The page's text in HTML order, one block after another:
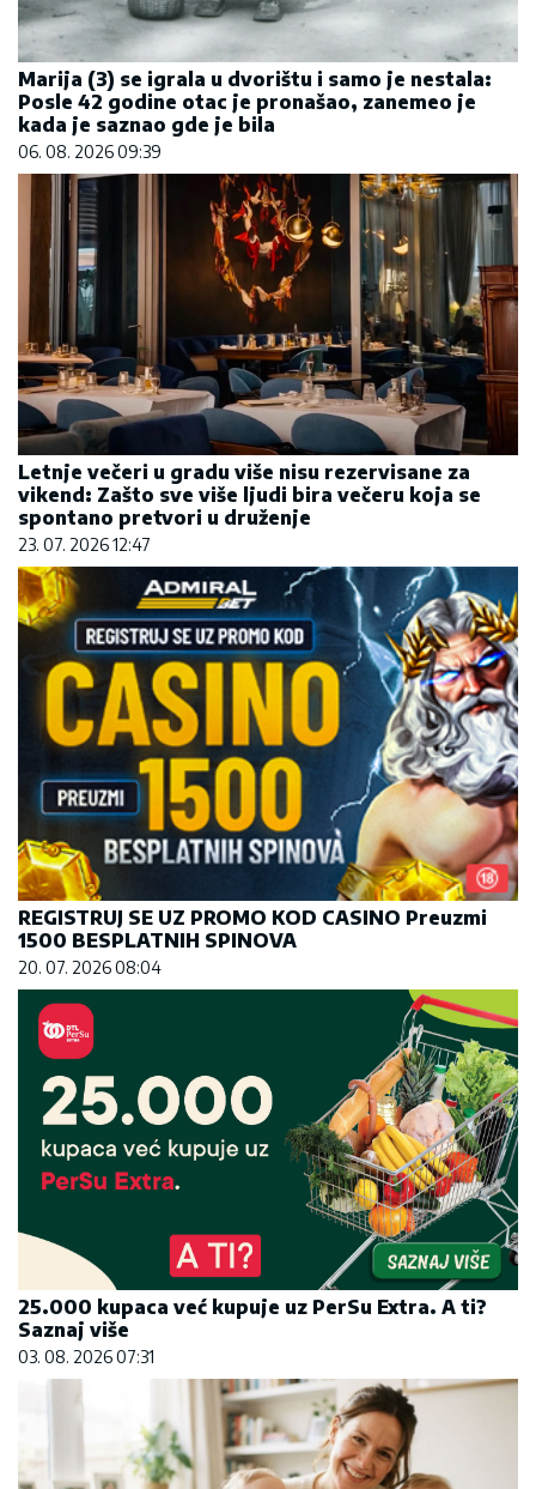
Marija (3) se igrala u dvorištu i samo je nestala:
Posle 42 godine otac je pronašao, zanemeo je
kada je saznao gde je bila
06. 08. 2026 09:39
Letnje večeri u gradu više nisu rezervisane za
vikend: Zašto sve više ljudi bira večeru koja se
spontano pretvori u druženje
23. 07. 2026 12:47
REGISTRUJ SE UZ PROMO KOD CASINO Preuzmi
1500 BESPLATNIH SPINOVA
20. 07. 2026 08:04
25.000 kupaca već kupuje uz PerSu Extra. A ti?
Saznaj više
03. 08. 2026 07:31